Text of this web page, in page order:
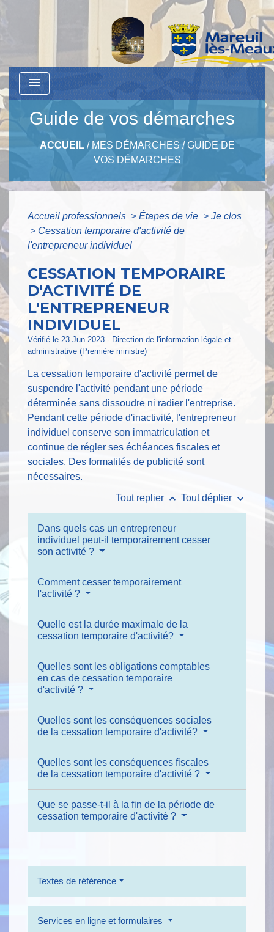
menu
Guide de vos démarches
ACCUEIL/ MES DÉMARCHES /GUIDE DE
VOS DÉMARCHES
Accueil professionnels > Étapes de vie > Je clos
> Cessation temporaire d'activité de
l'entrepreneur individuel
CESSATION TEMPORAIRE
D'ACTIVITÉ DE
L'ENTREPRENEUR
INDIVIDUEL
Vérifié le 23 Jun 2023 - Direction de l'information légale et
administrative (Première ministre)
La cessation temporaire d'activité permet de
suspendre l'activité pendant une période
déterminée sans dissoudre ni radier l'entreprise.
Pendant cette période d'inactivité, l'entrepreneur
individuel conserve son immatriculation et
continue de régler ses échéances fiscales et
sociales. Des formalités de publicité sont
nécessaires.
Tout replier keyboard_arrow_up Tout déplier keyboard_arrow_down
Dans quels cas un entrepreneur
individuel peut-il temporairement cesser
son activité ?
Comment cesser temporairement
l'activité ?
Quelle est la durée maximale de la
cessation temporaire d'activité?
Quelles sont les obligations comptables
en cas de cessation temporaire
d'activité ?
Quelles sont les conséquences sociales
de la cessation temporaire d'activité?
Quelles sont les conséquences fiscales
de la cessation temporaire d'activité ?
Que se passe-t-il à la fin de la période de
cessation temporaire d'activité ?
Textes de référence
Services en ligne et formulaires